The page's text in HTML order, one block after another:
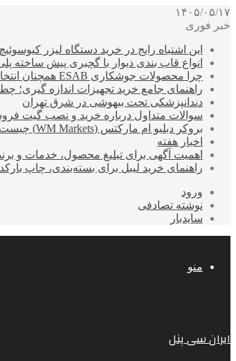
۱۴۰۵/۰۵/۱۷
خبر فوری
این اشتباه رایج در خرید دستگاه لیزر
انواع قاب بندی دیوار با گچبری پیش
چرا محصولات جوشکاری ESAB همچنان انتخاب اول صنایع بزرگ هستند؟
راهنمای جامع خرید تجهیزات اندازه گیری؛
دندانپزشکی تحت بیهوشی در شرق تهران
سوالات متداول درباره خرید و نصب گیت
بروکر دبلیو ام مارکتس (WM Markets) چیست و چه خدماتی ارائه می‌دهد؟
اخبار هفته
اهمیت آگهی برای تبلیغ محصول، خدمات و
راهنمای خرید لیبل برای بسته‌بندی، چاپ
ورود
نوشته تصادفی
سایدبار
منو
ایران سی پنل